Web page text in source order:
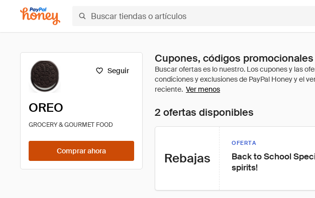
Seguir
OREO
GROCERY & GOURMET FOOD
Comprar ahora
Cupones, códigos promocionales
Ver menos
2 ofertas disponibles
Rebajas
OFERTA
Back to School
spirits!